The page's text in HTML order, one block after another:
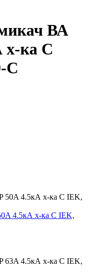
ВА
х-ка C
C
4.5кА х-ка C IEK,